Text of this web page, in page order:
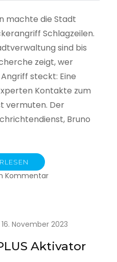
machte die Stadt
Schlagzeilen.
sind bis
zeigt, wer
steckt: Eine
Kontakte zum
vermuten. Der
Bruno
Kommentarzu
Schlacht
im
Netz
16. November 2023
Aktivator